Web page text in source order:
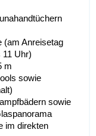
(am Anreisetag
11 Uhr)
m
sowie
sowie
im direkten